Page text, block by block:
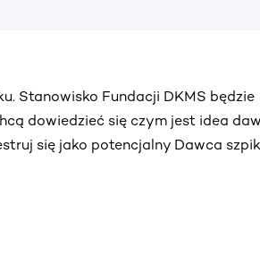
Stanowisko Fundacji DKMS będzie
dowiedzieć się czym jest idea
się jako potencjalny Dawca